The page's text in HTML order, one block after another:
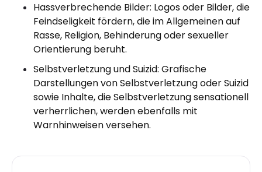
Hassverbrechende Bilder: Logos oder Bilder, die
Feindseligkeit fördern, die im Allgemeinen auf
Rasse, Religion, Behinderung oder sexueller
Orientierung beruht.
Selbstverletzung und Suizid: Grafische
Darstellungen von Selbstverletzung oder Suizid
sowie Inhalte, die Selbstverletzung sensationell
verherrlichen, werden ebenfalls mit
Warnhinweisen versehen.